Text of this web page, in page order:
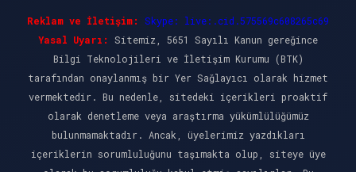
Reklam ve İletişim:
Skype: live:.cid.575569c608265c69
Yasal Uyarı:
Sitemiz, 5651 Sayılı Kanun gereğince
Bilgi Teknolojileri ve İletişim Kurumu (BTK)
tarafından onaylanmış bir Yer Sağlayıcı olarak hizmet
vermektedir. Bu nedenle, sitedeki içerikleri proaktif
olarak denetleme veya araştırma yükümlülüğümüz
bulunmamaktadır. Ancak, üyelerimiz yazdıkları
içeriklerin sorumluluğunu taşımakta olup, siteye üye